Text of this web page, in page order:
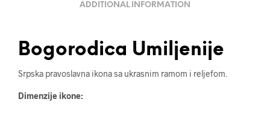
ADDITIONAL INFORMATION
Bogorodica Umiljenije
Srpska pravoslavna ikona sa ukrasnim ramom i reljefom.
Dimenzije ikone: